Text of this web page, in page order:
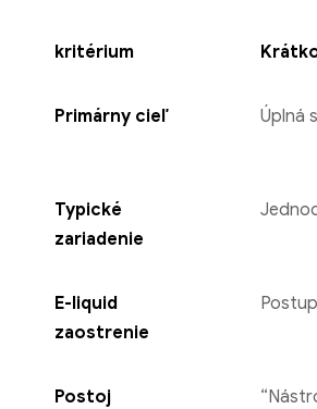
kritérium
Primárny cieľ Úplná
Typické
zariadenie
E-liquid
zaostrenie
Postoj